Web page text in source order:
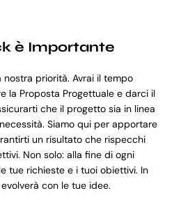
è Importante
nostra priorità. Avrai il tempo
la Proposta Progettuale e darci il
che il progetto sia in linea
Siamo qui per apportare
un risultato che rispecchi
Non solo: alla fine di ogni
tue richieste e i tuoi obiettivi. In
con le tue idee.